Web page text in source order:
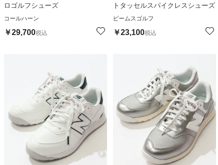
ロゴルフシューズ
コールハーン
￥29,700税込
トタッセルスパイクレスシューズ
ビームスゴルフ
￥23,100税込